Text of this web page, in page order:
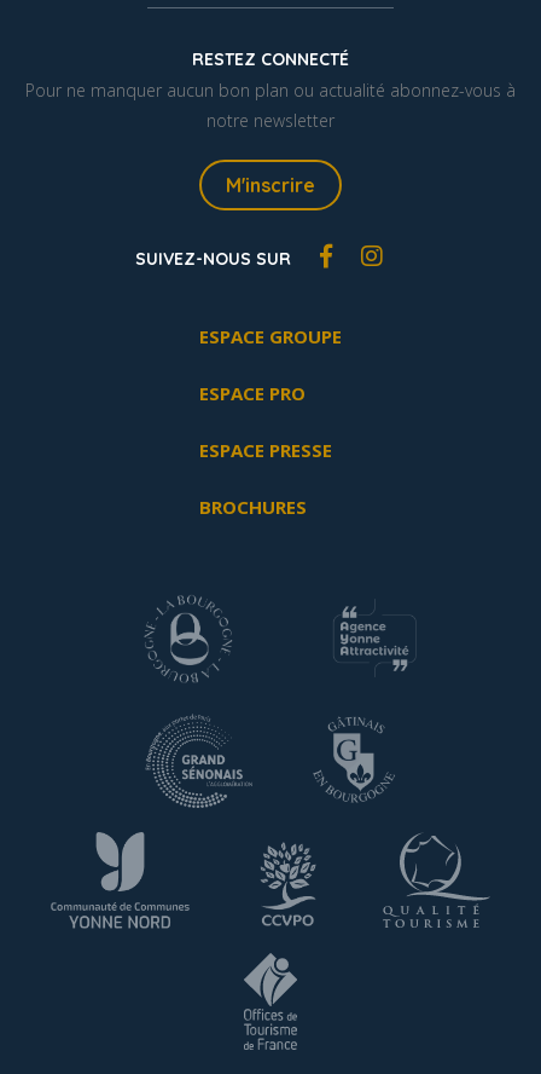
RESTEZ CONNECTÉ
Pour ne manquer aucun bon plan ou actualité abonnez-vous à
notre newsletter
M'inscrire
SUIVEZ-NOUS SUR
ESPACE GROUPE
ESPACE PRO
ESPACE PRESSE
BROCHURES